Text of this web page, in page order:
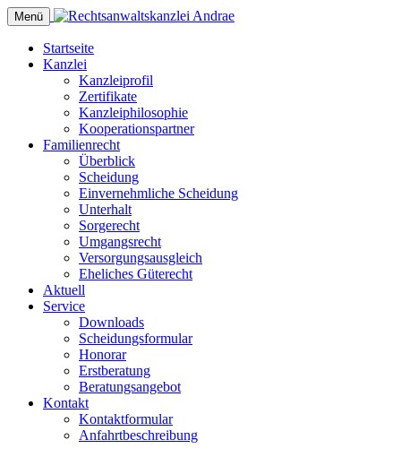
Menü
Startseite
Kanzlei
Kanzleiprofil
Zertifikate
Kanzleiphilosophie
Kooperationspartner
Familienrecht
Überblick
Scheidung
Einvernehmliche Scheidung
Unterhalt
Sorgerecht
Umgangsrecht
Versorgungsausgleich
Eheliches Güterecht
Aktuell
Service
Downloads
Scheidungsformular
Honorar
Erstberatung
Beratungsangebot
Kontakt
Kontaktformular
Anfahrtbeschreibung